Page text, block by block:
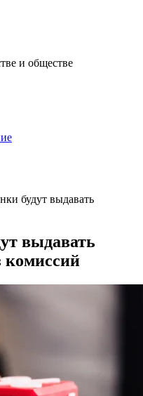
и обществе
будут выдавать
выдавать
комиссий